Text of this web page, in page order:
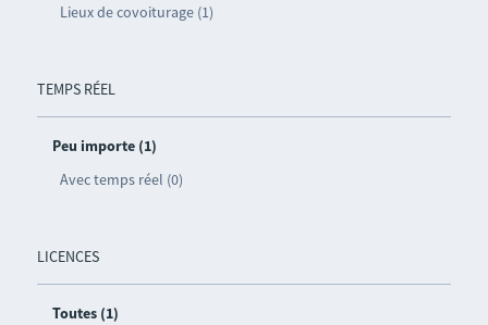
Lieux de covoiturage (1)
TEMPS RÉEL
Peu importe (1)
Avec temps réel (0)
LICENCES
Toutes (1)